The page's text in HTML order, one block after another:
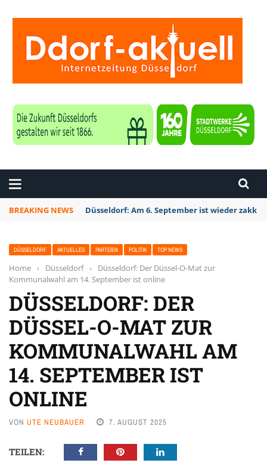
BREAKING NEWS Düsseldorf: Am 6. September ist wieder zakk
DÜSSELDORF AKTUELLES PARTEIEN POLITIK TOP NEWS
Home › Düsseldorf ›
Düsseldorf: Der Düssel-O-Mat zur
Kommunalwahl am 14. September ist online
DÜSSELDORF: DER
DÜSSEL-O-MAT ZUR
KOMMUNALWAHL AM
14. SEPTEMBER IST
ONLINE
VON UTE NEUBAUER 7. AUGUST 2025
TEILEN: